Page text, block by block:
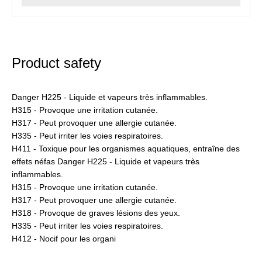
Product safety
Danger H225 - Liquide et vapeurs très inflammables.
H315 - Provoque une irritation cutanée.
H317 - Peut provoquer une allergie cutanée.
H335 - Peut irriter les voies respiratoires.
H411 - Toxique pour les organismes aquatiques, entraîne des
effets néfas Danger H225 - Liquide et vapeurs très
inflammables.
H315 - Provoque une irritation cutanée.
H317 - Peut provoquer une allergie cutanée.
H318 - Provoque de graves lésions des yeux.
H335 - Peut irriter les voies respiratoires.
H412 - Nocif pour les organi